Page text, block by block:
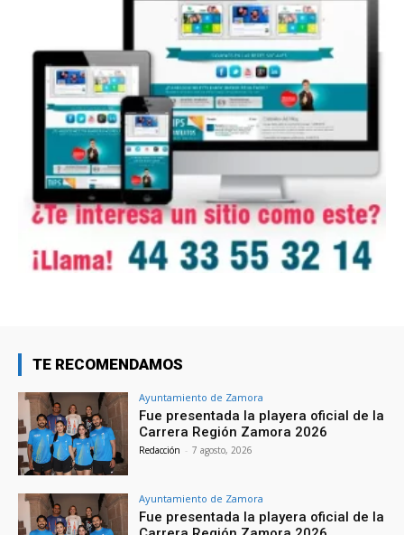
TE RECOMENDAMOS
Ayuntamiento de Zamora
Fue presentada la playera oficial de la
Carrera Región Zamora 2026
Redacción - 7 agosto, 2026
Ayuntamiento de Zamora
Fue presentada la playera oficial de la